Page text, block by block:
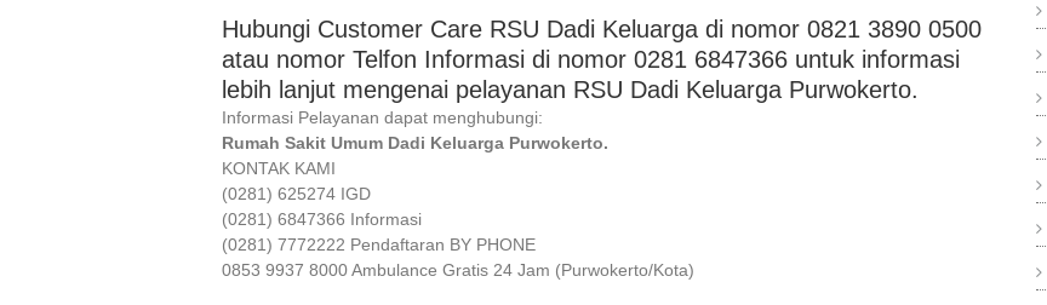
Hubungi Customer Care RSU Dadi Keluarga di nomor 0821 3890 0500
atau nomor Telfon Informasi di nomor 0281 6847366 untuk informasi
lebih lanjut mengenai pelayanan RSU Dadi Keluarga Purwokerto.
Informasi Pelayanan dapat menghubungi:
Rumah Sakit Umum Dadi Keluarga Purwokerto.
KONTAK KAMI
(0281) 625274 IGD
(0281) 6847366 Informasi
(0281) 7772222 Pendaftaran BY PHONE
0853 9937 8000 Ambulance Gratis 24 Jam (Purwokerto/Kota)